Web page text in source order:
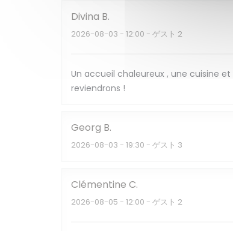
Divina B
2026-08-03 - 12:00 - ゲスト 2
Un accueil chaleureux , une cuisine
reviendrons !
Georg B
2026-08-03 - 19:30 - ゲスト 3
Clémentine C
2026-08-05 - 12:00 - ゲスト 2